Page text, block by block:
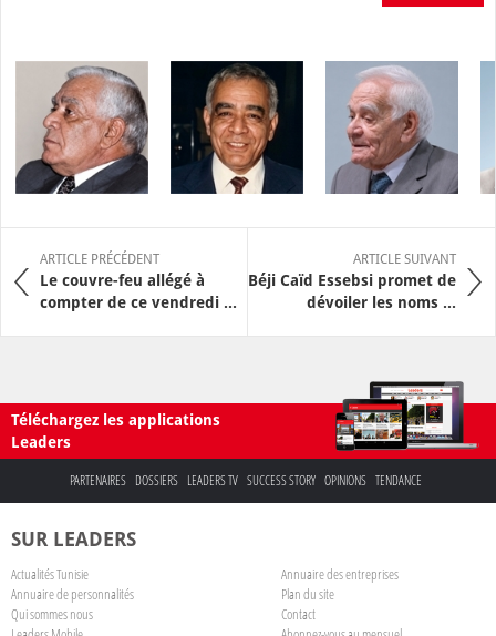
ARTICLE PRÉCÉDENT
Le couvre-feu allégé à
compter de ce vendredi ...
ARTICLE SUIVANT
Béji Caïd Essebsi promet de
dévoiler les noms ...
Téléchargez les applications
Leaders
PARTENAIRES DOSSIERS LEADERS TV SUCCESS STORY OPINIONS TENDANCE
SUR LEADERS
Actualités Tunisie
Annuaire des entreprises
Annuaire de personnalités
Plan du site
Qui sommes nous
Contact